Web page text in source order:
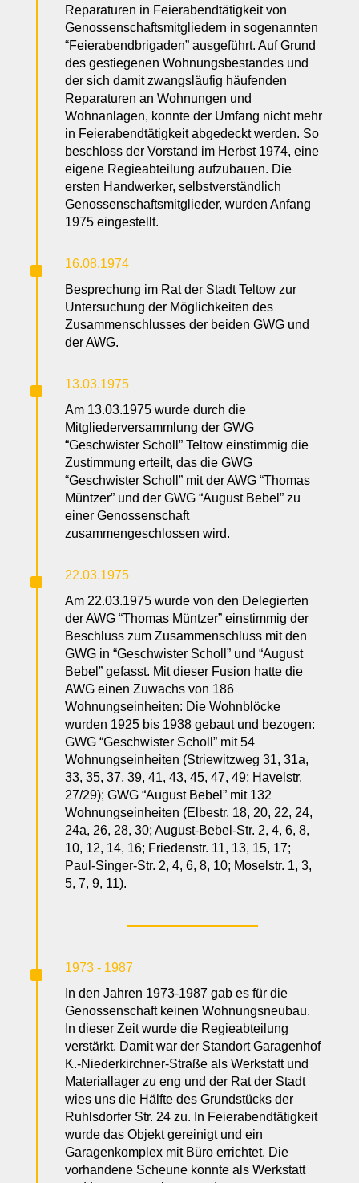
Reparaturen in Feierabendtätigkeit von
Genossenschaftsmitgliedern in sogenannten
“Feierabendbrigaden” ausgeführt. Auf Grund
des gestiegenen Wohnungsbestandes und
der sich damit zwangsläufig häufenden
Reparaturen an Wohnungen und
Wohnanlagen, konnte der Umfang nicht mehr
in Feierabendtätigkeit abgedeckt werden. So
beschloss der Vorstand im Herbst 1974, eine
eigene Regieabteilung aufzubauen. Die
ersten Handwerker, selbstverständlich
Genossenschaftsmitglieder, wurden Anfang
1975 eingestellt.
^
16.08.1974
Besprechung im Rat der Stadt Teltow zur
Untersuchung der Möglichkeiten des
Zusammenschlusses der beiden GWG und
der AWG.
^
13.03.1975
Am 13.03.1975 wurde durch die
Mitgliederversammlung der GWG
“Geschwister Scholl” Teltow einstimmig die
Zustimmung erteilt, das die GWG
“Geschwister Scholl” mit der AWG “Thomas
Müntzer” und der GWG “August Bebel” zu
einer Genossenschaft
zusammengeschlossen wird.
^
22.03.1975
Am 22.03.1975 wurde von den Delegierten
der AWG “Thomas Müntzer” einstimmig der
Beschluss zum Zusammenschluss mit den
GWG in “Geschwister Scholl” und “August
Bebel” gefasst. Mit dieser Fusion hatte die
AWG einen Zuwachs von 186
Wohnungseinheiten: Die Wohnblöcke
wurden 1925 bis 1938 gebaut und bezogen:
GWG “Geschwister Scholl” mit 54
Wohnungseinheiten (Striewitzweg 31, 31a,
33, 35, 37, 39, 41, 43, 45, 47, 49; Havelstr.
27/29); GWG “August Bebel” mit 132
Wohnungseinheiten (Elbestr. 18, 20, 22, 24,
24a, 26, 28, 30; August-Bebel-Str. 2, 4, 6, 8,
10, 12, 14, 16; Friedenstr. 11, 13, 15, 17;
Paul-Singer-Str. 2, 4, 6, 8, 10; Moselstr. 1, 3,
5, 7, 9, 11).
^
1973 - 1987
In den Jahren 1973-1987 gab es für die
Genossenschaft keinen Wohnungsneubau.
In dieser Zeit wurde die Regieabteilung
verstärkt. Damit war der Standort Garagenhof
K.-Niederkirchner-Straße als Werkstatt und
Materiallager zu eng und der Rat der Stadt
wies uns die Hälfte des Grundstücks der
Ruhlsdorfer Str. 24 zu. In Feierabendtätigkeit
wurde das Objekt gereinigt und ein
Garagenkomplex mit Büro errichtet. Die
vorhandene Scheune konnte als Werkstatt